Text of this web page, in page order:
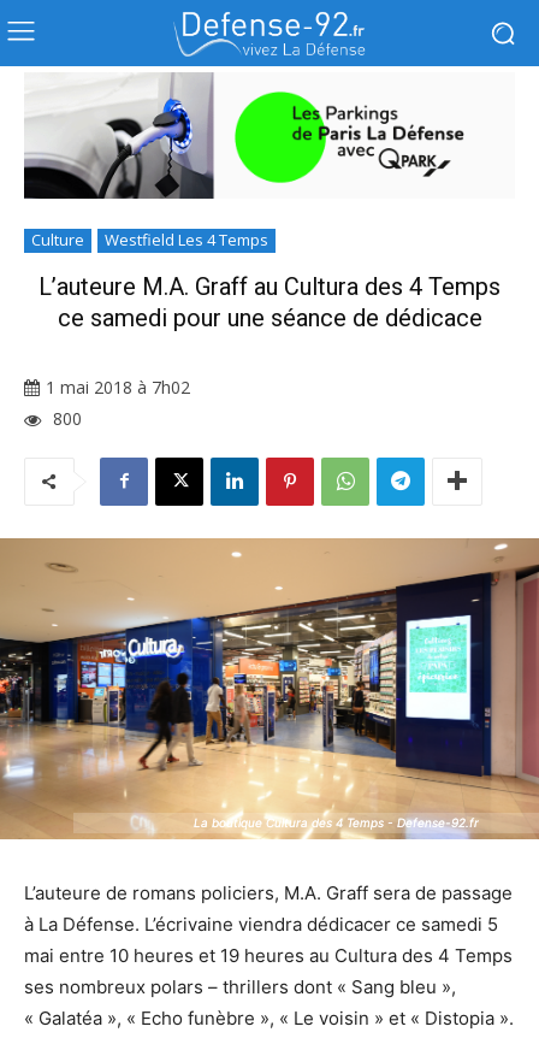
Culture Westfield Les 4 Temps
L’auteure M.A. Graff au Cultura des 4 Temps
ce samedi pour une séance de dédicace
1 mai 2018 à 7h02
800
La boutique Cultura des 4 Temps - Defense-92.fr
La boutique Cultura des 4 Temps - Defense-92.fr
L’auteure de romans policiers, M.A. Graff sera de passage
à La Défense. L’écrivaine viendra dédicacer ce samedi 5
mai entre 10 heures et 19 heures au Cultura des 4 Temps
ses nombreux polars – thrillers dont « Sang bleu »,
« Galatéa », « Echo funèbre », « Le voisin » et « Distopia ».